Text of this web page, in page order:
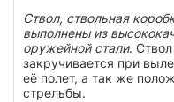
Ствол, ствольная
выполнены из
оружейной стали.
закручивается при
её полет, а так же
стрельбы.